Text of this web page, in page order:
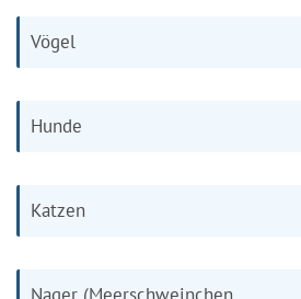
Vögel
Hunde
Katzen